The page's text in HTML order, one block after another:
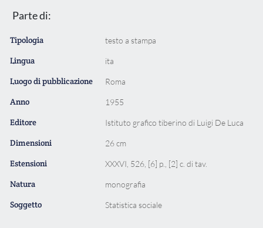
Parte di:
Tipologia testo a stampa
Lingua ita
Luogo di pubblicazione Roma
Anno 1955
Editore Istituto grafico tiberino di Luigi De Luca
Dimensioni 26 cm
Estensioni XXXVI, 526, [6] p., [2] c. di tav.
Natura monografia
Soggetto Statistica sociale